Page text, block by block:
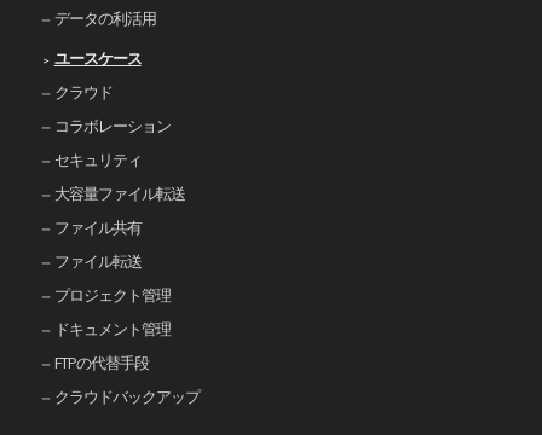
データの利活用
ユースケース
クラウド
コラボレーション
セキュリティ
大容量ファイル転送
ファイル共有
ファイル転送
プロジェクト管理
ドキュメント管理
FTPの代替手段
クラウドバックアップ